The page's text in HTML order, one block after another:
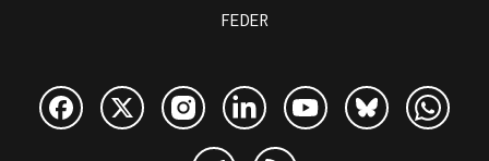
FEDER